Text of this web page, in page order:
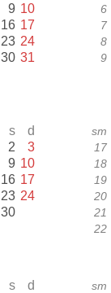
9 10
16 17
23 24
30 31
6
7
8
9
s d
2 3
9 10
16 17
23 24
30
sm
17
18
19
20
21
22
s d sm